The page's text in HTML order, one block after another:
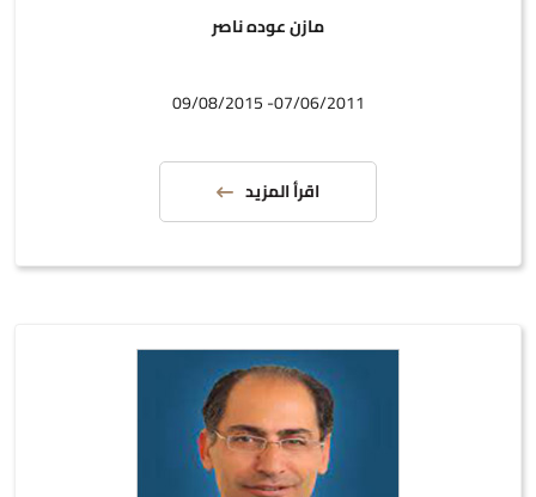
مازن عوده ناصر
07/06/2011- 09/08/2015
اقرأ المزيد